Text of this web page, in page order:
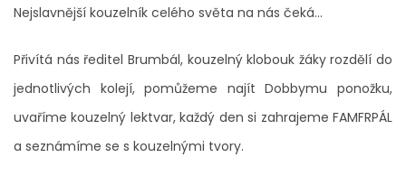
Nejslavnější kouzelník celého světa na nás čeká...
Přivítá nás ředitel Brumbál, kouzelný klobouk žáky rozdělí do
jednotlivých kolejí, pomůžeme najít Dobbymu ponožku,
uvaříme kouzelný lektvar, každý den si zahrajeme FAMFRPÁL
a seznámíme se s kouzelnými tvory.